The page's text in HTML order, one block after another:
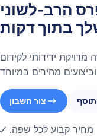
הרב-לשוני
בתוך דקות
ידידותי לקידום
צור חשבון
מחיר קבוע לכל שפה.